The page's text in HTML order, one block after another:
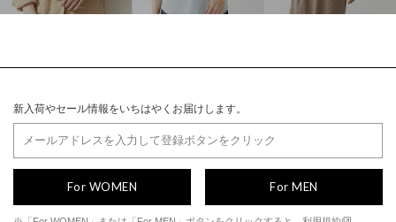
新入荷やセール情報をいちはやくお届けします。
For WOMEN For MEN